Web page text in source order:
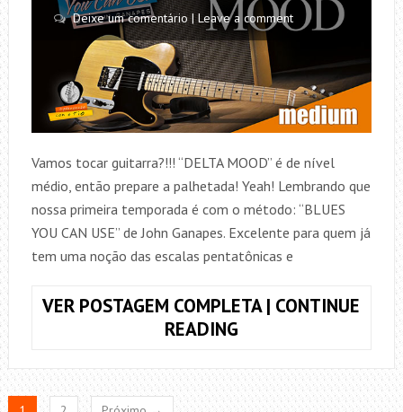
Deixe um comentário | Leave a comment
Vamos tocar guitarra?!!! “DELTA MOOD” é de nível
médio, então prepare a palhetada! Yeah! Lembrando que
nossa primeira temporada é com o método: “BLUES
YOU CAN USE” de John Ganapes. Excelente para quem já
tem uma noção das escalas pentatônicas e
VER POSTAGEM COMPLETA | CONTINUE
READINGBLUES
CAN
USE